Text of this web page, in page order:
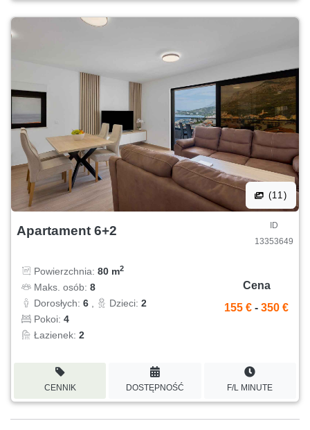
(11)
Apartament 6+2
ID
13353649
Powierzchnia: 80 m2
Maks. osób: 8
Dorosłych: 6 Dzieci: 2
Pokoi: 4
Łazienek: 2
Cena
155 € - 350 €
CENNIK DOSTĘPNOŚĆ F/L MINUTE